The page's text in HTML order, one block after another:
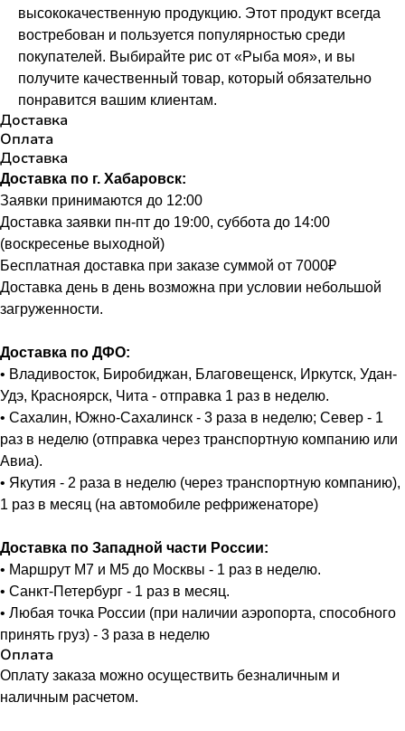
высококачественную продукцию. Этот продукт всегда
востребован и пользуется популярностью среди
покупателей. Выбирайте рис от «Рыба моя», и вы
получите качественный товар, который обязательно
понравится вашим клиентам.
Доставка
Оплата
Доставка
Доставка по г. Хабаровск:
Заявки принимаются до 12:00
Доставка заявки пн-пт до 19:00, суббота до 14:00
(воскресенье выходной)
Бесплатная доставка при заказе суммой от 7000₽
Доставка день в день возможна при условии небольшой
загруженности.
Доставка по ДФО:
• Владивосток, Биробиджан, Благовещенск, Иркутск, Удан-
Удэ, Красноярск, Чита - отправка 1 раз в неделю.
• Сахалин, Южно-Сахалинск - 3 раза в неделю; Север - 1
раз в неделю (отправка через транспортную компанию или
Авиа).
• Якутия - 2 раза в неделю (через транспортную компанию),
1 раз в месяц (на автомобиле рефриженаторе)
Доставка по Западной части России:
• Маршрут М7 и М5 до Москвы - 1 раз в неделю.
• Санкт-Петербург - 1 раз в месяц.
• Любая точка России (при наличии аэропорта, способного
принять груз) - 3 раза в неделю
Оплата
Оплату заказа можно осуществить безналичным и
наличным расчетом.